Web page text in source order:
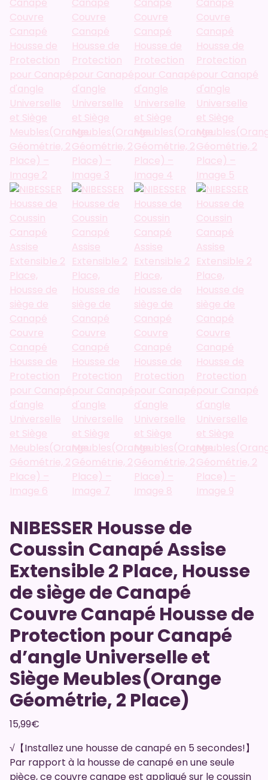
NIBESSER Housse de
Coussin Canapé Assise
Extensible 2 Place, Housse
de siège de Canapé
Couvre Canapé Housse de
Protection pour Canapé
d’angle Universelle et
Siège Meubles(Orange
Géométrie, 2 Place)
15,99€
√【Installez une housse de canapé en 5 secondes!】
Par rapport à la housse de canapé en une seule
pièce, ce couvre canape est appliqué sur le coussin